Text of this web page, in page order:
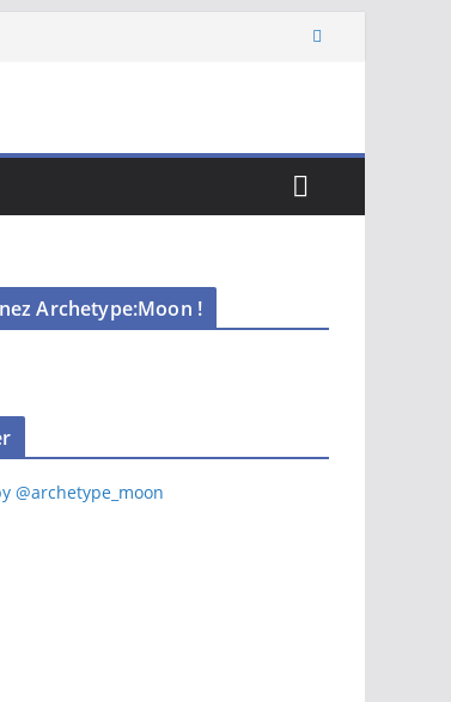
Archetype:Moon !
@archetype_moon